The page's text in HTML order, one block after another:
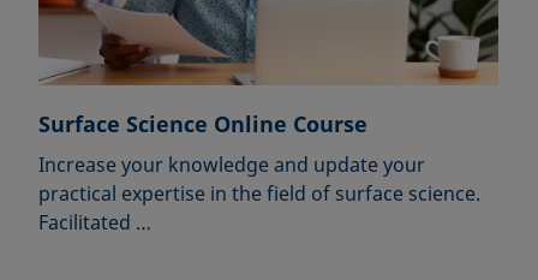
Surface Science Online Course
Increase your knowledge and update your
practical expertise in the field of surface science.
Facilitated …